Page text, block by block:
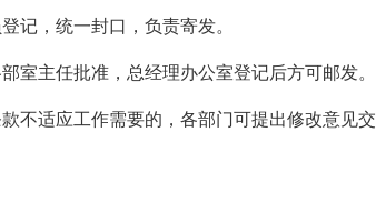
记，统一封口，负责寄发。
室主任批准，总经理办公室登记后方可邮发。
不适应工作需要的，各部门可提出修改意见交